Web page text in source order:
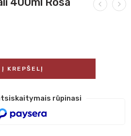
Į KREPŠELĮ
rūpinasi